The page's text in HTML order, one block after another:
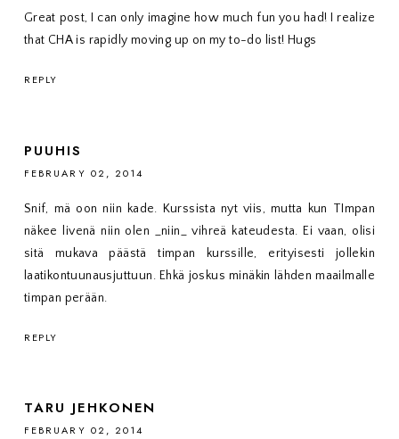
Great post, I can only imagine how much fun you had! I realize
that CHA is rapidly moving up on my to-do list! Hugs
REPLY
PUUHIS
FEBRUARY 02, 2014
Snif, mä oon niin kade. Kurssista nyt viis, mutta kun TImpan
näkee livenä niin olen _niin_ vihreä kateudesta. Ei vaan, olisi
sitä mukava päästä timpan kurssille, erityisesti jollekin
laatikontuunausjuttuun. Ehkä joskus minäkin lähden maailmalle
timpan perään.
REPLY
TARU JEHKONEN
FEBRUARY 02, 2014